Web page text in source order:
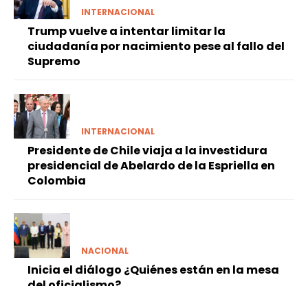
INTERNACIONAL
Trump vuelve a intentar limitar la
ciudadanía por nacimiento pese al fallo del
Supremo
INTERNACIONAL
Presidente de Chile viaja a la investidura
presidencial de Abelardo de la Espriella en
Colombia
NACIONAL
Inicia el diálogo ¿Quiénes están en la mesa